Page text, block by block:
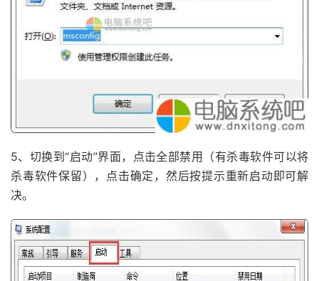
5、切换到“启动”界面，点击全部禁用（有杀毒软件可以将
杀毒软件保留），点击确定，然后按提示重新启动即可解
决。